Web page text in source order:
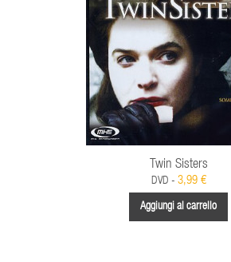
Twin Sisters
DVD - 3,99 €
Aggiungi al carrello